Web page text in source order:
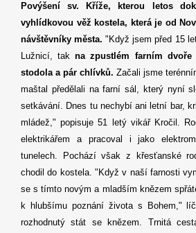
Povýšení sv. Kříže, kterou letos
vyhlídkovou věž kostela, která je od
návštěvníky města. "Když jsem před 15
Lužnicí, takna zpustlém farním dvoře
stodola a pár chlívků. Začali jsme
maštal předělali na farní sál, který nyní
setkávání. Dnes tu nechybí ani letní bar,
mládež," popisuje 51 letý vikář Kročil.
elektrikářem a pracoval i jako
tunelech. Pochází však z křesťanské
chodil do kostela. "Když v naší farnosti
se s tímto novým a mladším knězem
k hlubšímu poznání života s Bohem,"
rozhodnutý stát se knězem. Trnitá